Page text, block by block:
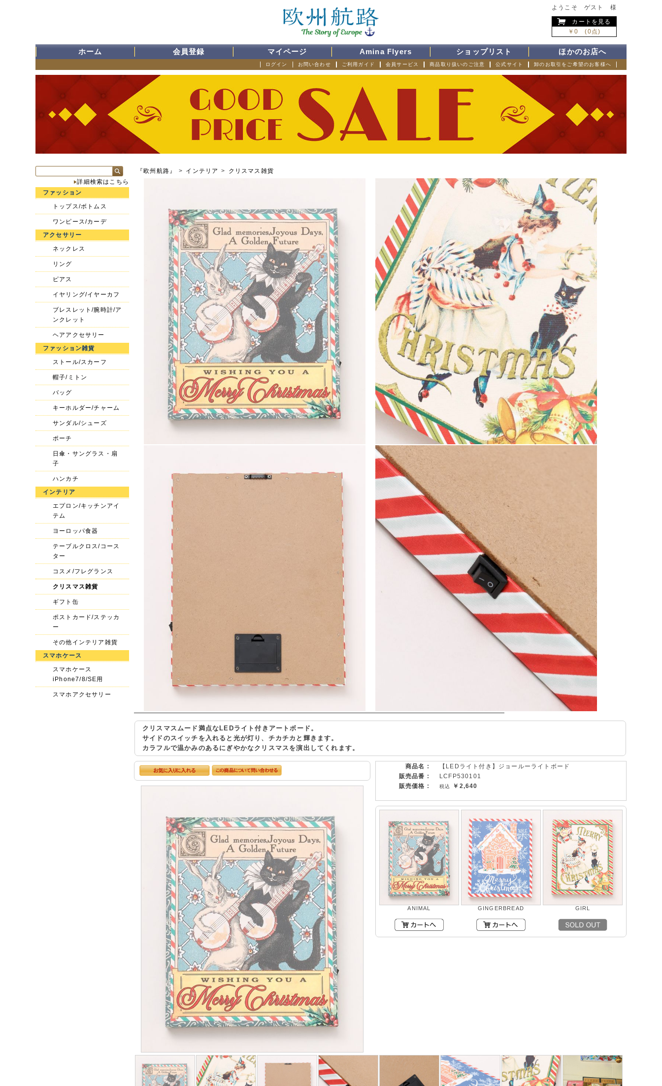
ようこそ ゲスト 様
カートを見る
￥0 (0点)
ホーム 会員登録 マイページ Amina Flyers ショップリスト ほかのお店へ
卸のお取引をご希望のお客様へ
公式サイト
商品取り扱いのご注意
会員サービス
ご利用ガイド
お問い合わせ
ログイン
『欧州航路』 > インテリア > クリスマス雑貨
クリスマスムード満点なLEDライト付きアートボード。
サイドのスイッチを入れると光が灯り、チカチカと輝きます。
カラフルで温かみのあるにぎやかなクリスマスを演出してくれます。
商品名 :
【LEDライト付き】ジョールーライトボード
販売品番 :
LCFP530101
販売価格 :
￥2,640
ANIMAL GINGERBREAD GIRL
詳細検索はこちら
ファッション
トップス/ボトムス
ワンピース/カーデ
アクセサリー
ネックレス
リング
ピアス
イヤリング/イヤーカフ
ブレスレット/腕時計/ア
ンクレット
ヘアアクセサリー
ファッション雑貨
ストール/スカーフ
帽子/ミトン
バッグ
キーホルダー/チャーム
サンダル/シューズ
ポーチ
日傘・サングラス・扇
子
ハンカチ
インテリア
エプロン/キッチンアイ
テム
ヨーロッパ食器
テーブルクロス/コース
ター
コスメ/フレグランス
クリスマス雑貨
ギフト缶
ポストカード/ステッカ
ー
その他インテリア雑貨
スマホケース
スマホケース
iPhone7/8/SE用
スマホアクセサリー